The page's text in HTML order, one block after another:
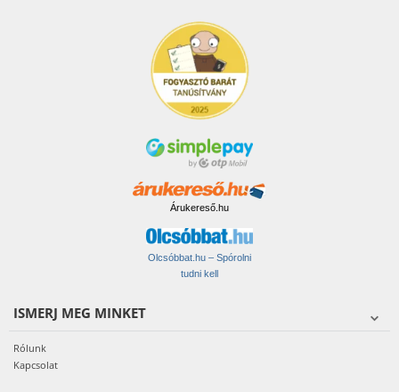
Árukereső.hu
Olcsóbbat.hu – Spórolni
tudni kell
ISMERJ MEG MINKET
Rólunk
Kapcsolat